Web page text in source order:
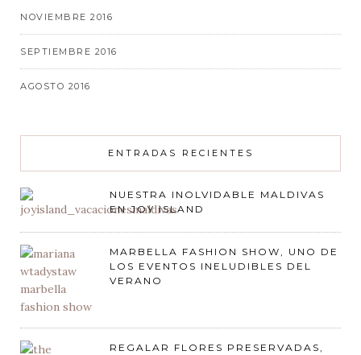
NOVIEMBRE 2016
SEPTIEMBRE 2016
AGOSTO 2016
ENTRADAS RECIENTES
NUESTRA INOLVIDABLE MALDIVAS
EN JOY ISLAND
MARBELLA FASHION SHOW, UNO DE
LOS EVENTOS INELUDIBLES DEL
VERANO
REGALAR FLORES PRESERVADAS,